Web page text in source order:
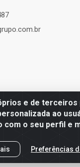
e de terceiros
ao
com o seu perfil e
Preferências
LDF - Av.